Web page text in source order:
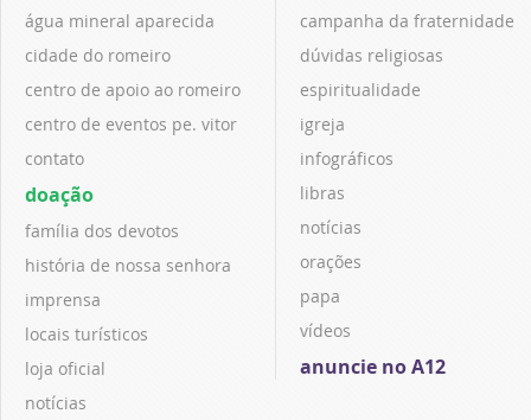
água mineral aparecida
cidade do romeiro
centro de apoio ao romeiro
centro de eventos pe. vitor
contato
doação
família dos devotos
história de nossa senhora
imprensa
locais turísticos
loja oficial
notícias
campanha da fraternidade
dúvidas religiosas
espiritualidade
igreja
infográficos
libras
notícias
orações
papa
vídeos
anuncie no A12